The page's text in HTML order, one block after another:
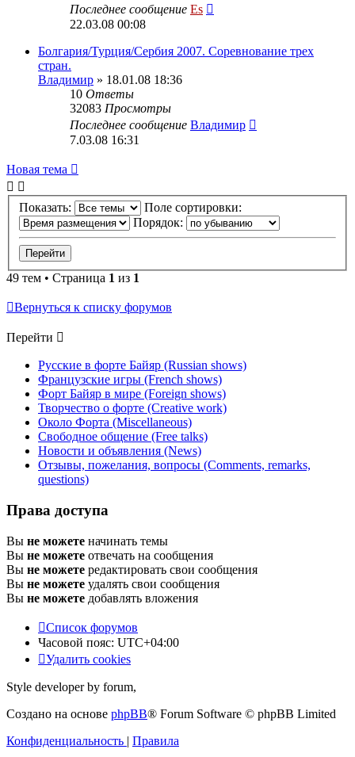
Последнее сообщение Es
22.03.08 00:08
Болгария/Турция/Сербия 2007. Соревнование трех
стран.
Владимир » 18.01.08 18:36
10 Ответы
32083 Просмотры
Последнее сообщение Владимир
7.03.08 16:31
Новая тема
Показать:
Поле сортировки:
Порядок:
49 тем • Страница 1 из 1
Вернуться к списку форумов
Перейти
Русские в форте Байяр (Russian shows)
Французские игры (French shows)
Форт Байяр в мире (Foreign shows)
Творчество о форте (Creative work)
Около Форта (Miscellaneous)
Свободное общение (Free talks)
Новости и объявления (News)
Отзывы, пожелания, вопросы (Comments, remarks,
questions)
Права доступа
Вы не можете начинать темы
Вы не можете отвечать на сообщения
Вы не можете редактировать свои сообщения
Вы не можете удалять свои сообщения
Вы не можете добавлять вложения
Список форумов
Часовой пояс: UTC+04:00
Удалить cookies
Style developer by forum,
Создано на основе phpBB® Forum Software © phpBB Limited
Конфиденциальность | Правила